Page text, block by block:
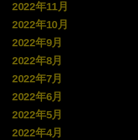
2022年11月
2022年10月
2022年9月
2022年8月
2022年7月
2022年6月
2022年5月
2022年4月